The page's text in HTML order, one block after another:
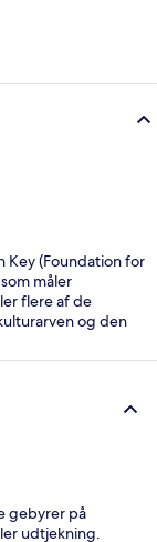
Key (Foundation for
måler
flere af de
og den
gebyrer på
udtjekning.